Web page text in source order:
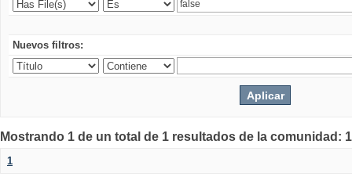
Nuevos filtros:
Mostrando 1 de un total de 1 resultados de la comunidad:
1